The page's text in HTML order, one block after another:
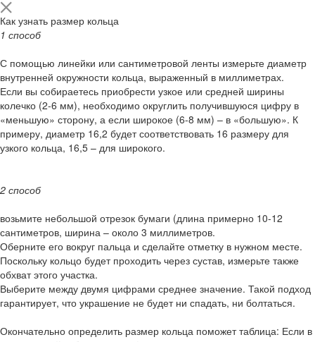
Как узнать размер кольца
1 способ
С помощью линейки или сантиметровой ленты измерьте диаметр
внутренней окружности кольца, выраженный в миллиметрах.
Если вы собираетесь приобрести узкое или средней ширины
колечко (2-6 мм), необходимо округлить получившуюся цифру в
«меньшую» сторону, а если широкое (6-8 мм) – в «большую». К
примеру, диаметр 16,2 будет соответствовать 16 размеру для
узкого кольца, 16,5 – для широкого.
2 способ
возьмите небольшой отрезок бумаги (длина примерно 10-12
сантиметров, ширина – около 3 миллиметров.
Оберните его вокруг пальца и сделайте отметку в нужном месте.
Поскольку кольцо будет проходить через сустав, измерьте также
обхват этого участка.
Выберите между двумя цифрами среднее значение. Такой подход
гарантирует, что украшение не будет ни спадать, ни болтаться.
Окончательно определить размер кольца поможет таблица: Если в